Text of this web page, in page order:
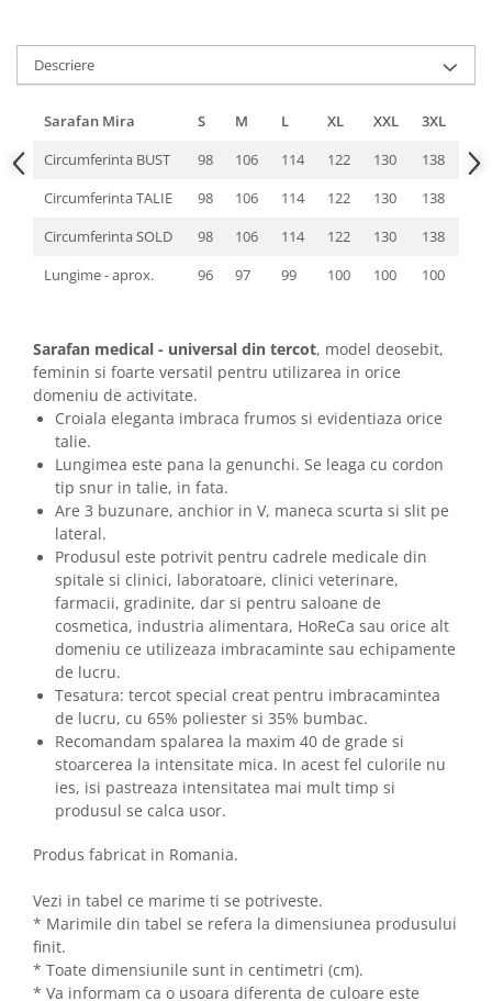
Descriere
Sarafan Mira S M L XL XXL
3XL
Circumferinta BUST
98 106 114 122 130
138
Circumferinta TALIE
98 106 114 122 130
138
Circumferinta SOLD
98 106 114 122 130
138
Lungime - aprox.
96 97 99 100 100 100
Sarafan medical - universal din tercot, model deosebit,
feminin si foarte versatil pentru utilizarea in orice
domeniu de activitate.
Croiala eleganta imbraca frumos si evidentiaza orice
talie.
Lungimea este pana la genunchi. Se leaga cu cordon
tip snur in talie, in fata.
Are 3 buzunare, anchior in V, maneca scurta si slit pe
lateral.
Produsul este potrivit pentru cadrele medicale din
spitale si clinici, laboratoare, clinici veterinare,
farmacii, gradinite, dar si pentru saloane de
cosmetica, industria alimentara, HoReCa sau orice alt
domeniu ce utilizeaza imbracaminte sau echipamente
de lucru.
Tesatura: tercot special creat pentru imbracamintea
de lucru, cu 65% poliester si 35% bumbac.
Recomandam spalarea la maxim 40 de grade si
stoarcerea la intensitate mica. In acest fel culorile nu
ies, isi pastreaza intensitatea mai mult timp si
produsul se calca usor.
Produs fabricat in Romania.
Vezi in tabel ce marime ti se potriveste.
* Marimile din tabel se refera la dimensiunea produsului
finit.
* Toate dimensiunile sunt in centimetri (cm).
* Va informam ca o usoara diferenta de culoare este